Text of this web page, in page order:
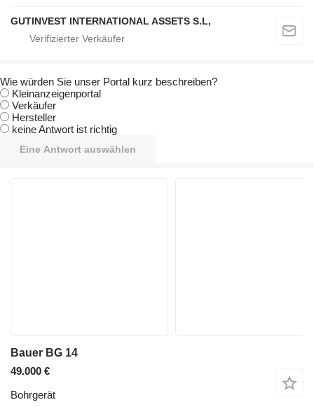
GUTINVEST INTERNATIONAL ASSETS S.L,
Wie würden Sie unser Portal kurz beschreiben?
Kleinanzeigenportal
Verkäufer
Hersteller
keine Antwort ist richtig
Eine Antwort auswählen
Bauer BG 14
49.000 €
Bohrgerät